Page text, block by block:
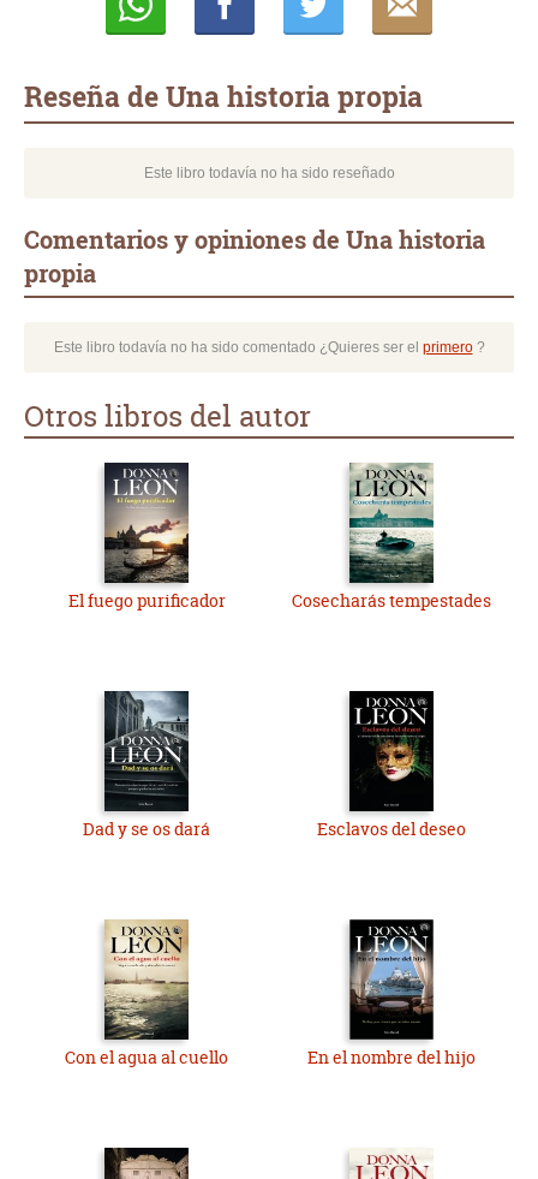
Reseña de Una historia propia
Este libro todavía no ha sido reseñado
Comentarios y opiniones de Una historia
propia
Este libro todavía no ha sido comentado ¿Quieres ser el primero?
Otros libros del autor
El fuego purificador Cosecharás tempestades
Dad y se os dará Esclavos del deseo
Con el agua al cuello En el nombre del hijo